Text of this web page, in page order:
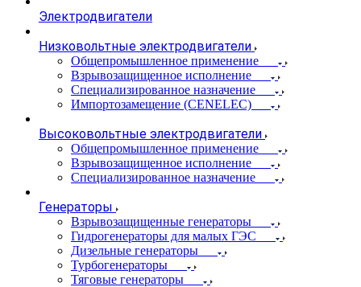
Электродвигатели
Низковольтные электродвигатели
Общепромышленное применение
Взрывозащищенное исполнение
Специализированное назначение
Импортозамещение (CENELEC)
Высоковольтные электродвигатели
Общепромышленное применение
Взрывозащищенное исполнение
Специализированное назначение
Генераторы
Взрывозащищенные генераторы
Гидрогенераторы для малых ГЭС
Дизельные генераторы
Турбогенераторы
Тяговые генераторы